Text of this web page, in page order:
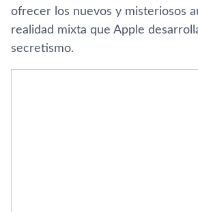
ofrecer los nuevos y misteriosos
realidad mixta que Apple
secretismo.